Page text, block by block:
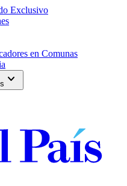
Exclusivo
en Comunas
expand_more